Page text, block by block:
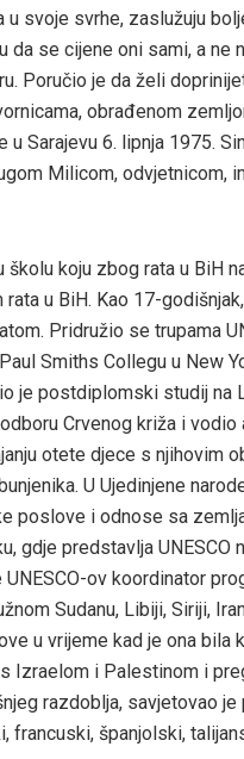
svoje svrhe, zaslužuju
da se cijene oni sami, a
Poručio je da želi
obrađenom
Sarajevu 6. lipnja 1975.
Milicom, odvjetnicom,
koju zbog rata u BiH
u BiH. Kao 17-
Pridružio se trupama
Smiths Collegu u New
je postdiplomski studij na
Crvenog križa i
otete djece s njihovim
U Ujedinjene
poslove i odnose sa
gdje predstavlja UNESCO
ov koordinator
Sudanu, Libiji, Siriji,
u vrijeme kad je ona
Izraelom i Palestinom i
razdoblja, savjetovao je
francuski, španjolski,